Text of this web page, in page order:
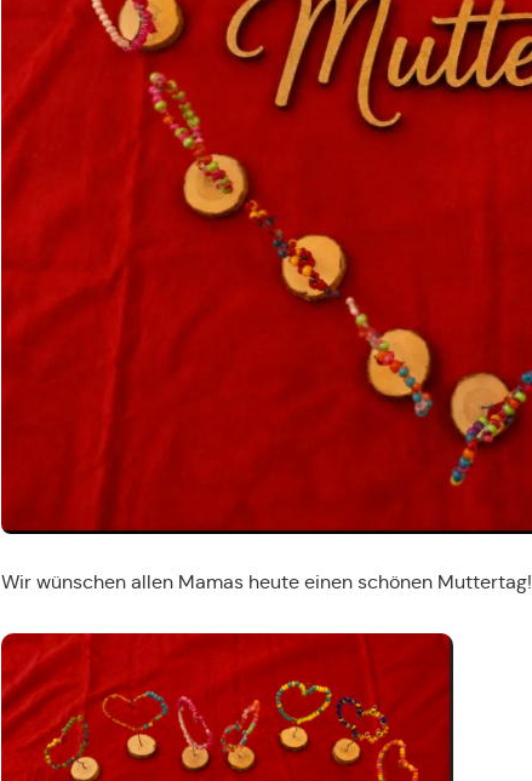
Wir wünschen allen Mamas heute einen schönen Muttertag!